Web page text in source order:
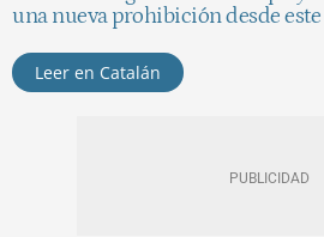
una nueva prohibición desde
Leer en Catalán